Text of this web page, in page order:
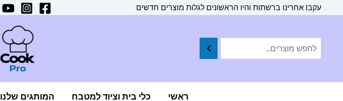
עקבו אחרינו ברשתות והיו הראשונים לגלות מוצרים חדשים
ראשי כלי בית וציוד למטבח המותגים שלנו